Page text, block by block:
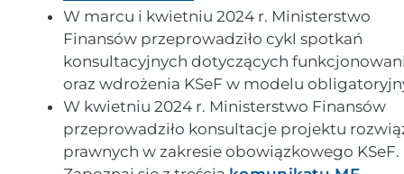
W marcu i kwietniu 2024 r. Ministerstwo
Finansów przeprowadziło cykl spotkań
konsultacyjnych dotyczących
oraz wdrożenia KSeF w modelu
W kwietniu 2024 r. Ministerstwo Finansów
przeprowadziło konsultacje projektu
prawnych w zakresie obowiązkowego KSeF.